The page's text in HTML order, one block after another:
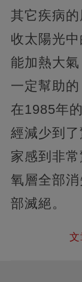
其它疾病
收太陽光
能加熱大
一定幫助
在1985年
經減少到
家感到非
氧層全部
部滅絕。